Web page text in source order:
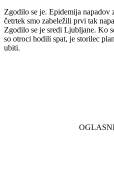
Zgodilo se je. Epidemija
četrtek smo zabeležili prvi tak
Zgodilo se je sredi Ljubljane. Ko
so otroci hodili spat, je storilec
ubiti.